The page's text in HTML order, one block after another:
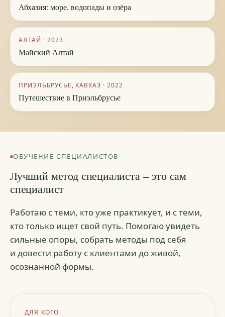
Абхазия: море, водопады и озёра
АЛТАЙ · 2023
Майский Алтай
ПРИЭЛЬБРУСЬЕ, КАВКАЗ ·2022
Путешествие в Приэльбрусье
ОБУЧЕНИЕ СПЕЦИАЛИСТОВ
Лучший метод специалиста – это сам
специалист
Работаю с теми, кто уже практикует, и с теми,
кто только ищет свой путь. Помогаю увидеть
сильные опоры, собрать методы под себя
и довести работу с клиентами до живой,
осознанной формы.
«Лучший метод специалиста – это сам
ДЛЯ КОГО